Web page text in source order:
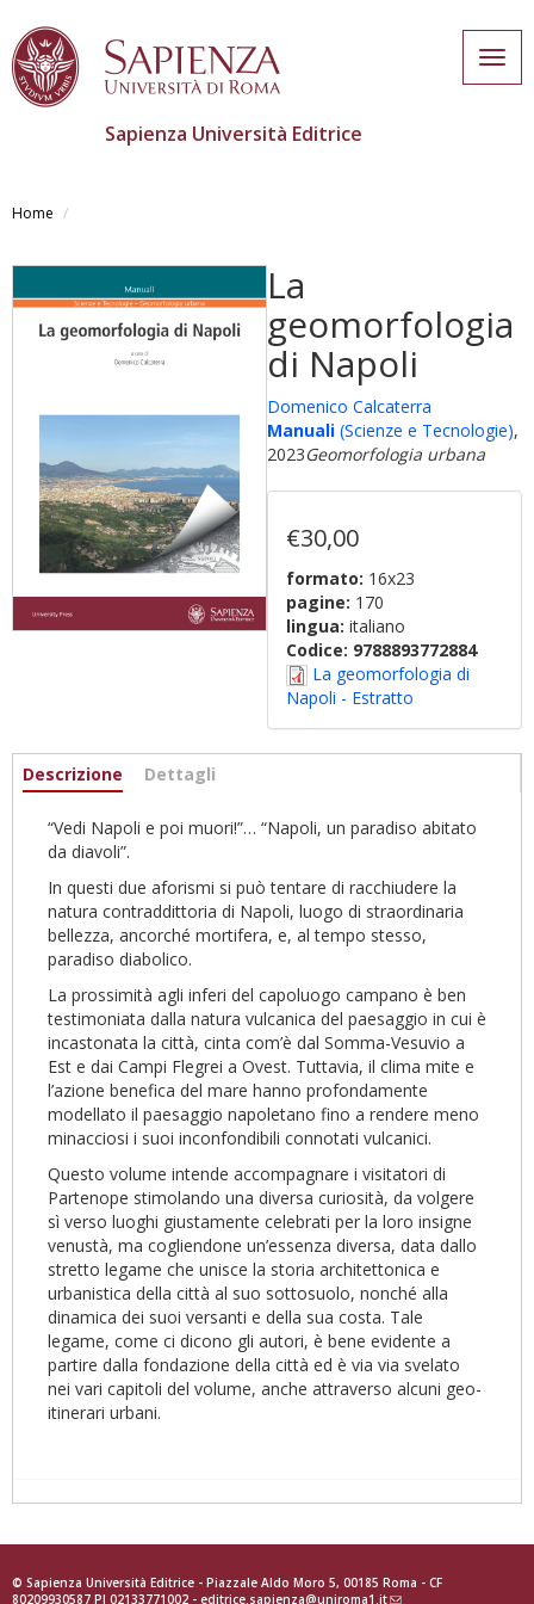
contenuto
Sapienza Università Editrice
Home
La
geomorfologia
di Napoli
Domenico Calcaterra
Manuali (Scienze e Tecnologie),
2023Geomorfologia urbana
€30,00
formato: 16x23
pagine: 170
lingua: italiano
Codice: 9788893772884
La geomorfologia di
Napoli - Estratto
Informazioni
Descrizione (scheda
Dettagli
“Vedi Napoli e poi muori!”… “Napoli, un paradiso abitato
da diavoli”.
In questi due aforismi si può tentare di racchiudere la
natura contraddittoria di Napoli, luogo di straordinaria
bellezza, ancorché mortifera, e, al tempo stesso,
paradiso diabolico.
La prossimità agli inferi del capoluogo campano è ben
testimoniata dalla natura vulcanica del paesaggio in cui è
incastonata la città, cinta com’è dal Somma-Vesuvio a
Est e dai Campi Flegrei a Ovest. Tuttavia, il clima mite e
l’azione benefica del mare hanno profondamente
modellato il paesaggio napoletano fino a rendere meno
minacciosi i suoi inconfondibili connotati vulcanici.
Questo volume intende accompagnare i visitatori di
Partenope stimolando una diversa curiosità, da volgere
sì verso luoghi giustamente celebrati per la loro insigne
venustà, ma cogliendone un’essenza diversa, data dallo
stretto legame che unisce la storia architettonica e
urbanistica della città al suo sottosuolo, nonché alla
dinamica dei suoi versanti e della sua costa. Tale
legame, come ci dicono gli autori, è bene evidente a
partire dalla fondazione della città ed è via via svelato
nei vari capitoli del volume, anche attraverso alcuni geo-
itinerari urbani.
© Sapienza Università Editrice - Piazzale Aldo Moro 5, 00185 Roma - CF
80209930587 PI 02133771002 - editrice.sapienza@uniroma1.it(link